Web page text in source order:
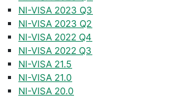
NI-VISA 2023 Q3
NI-VISA 2023 Q2
NI-VISA 2022 Q4
NI-VISA 2022 Q3
NI-VISA 21.5
NI-VISA 21.0
NI-VISA 20.0